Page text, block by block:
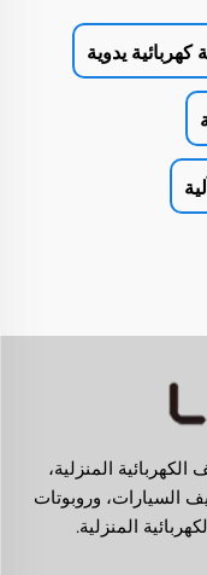
يدوية
المنزلية،
السيارات، وروبوتات
المنزلية.